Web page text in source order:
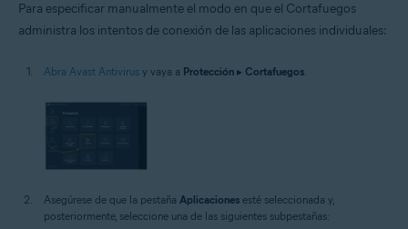
Para especificar manualmente el modo en que el Cortafuegos
administra los intentos de conexión de las aplicaciones individuales:
Abra Avast Antivirus y vaya a Protección ▸ Cortafuegos.
Asegúrese de que la pestaña Aplicaciones esté seleccionada y,
posteriormente, seleccione una de las siguientes subpestañas: